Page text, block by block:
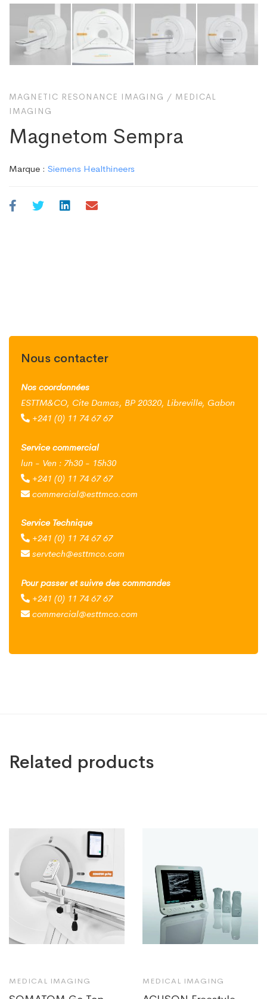
MAGNETIC RESONANCE IMAGING / MEDICAL
IMAGING
Magnetom Sempra
Marque : Siemens Healthineers
Nous contacter
Nos coordonnées
ESTTM&CO, Cite Damas, BP 20320, Libreville, Gabon
+241 (0) 11 74 67 67
Service commercial
lun - Ven : 7h30 - 15h30
+241 (0) 11 74 67 67
commercial@esttmco.com
Service Technique
+241 (0) 11 74 67 67
servtech@esttmco.com
Pour passer et suivre des commandes
+241 (0) 11 74 67 67
commercial@esttmco.com
Related products
MEDICAL IMAGING MEDICAL IMAGING